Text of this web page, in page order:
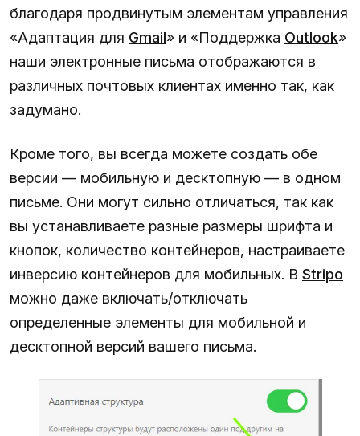
благодаря продвинутым элементам управления
«Адаптация для Gmail» и «Поддержка Outlook»
наши электронные письма отображаются в
различных почтовых клиентах именно так, как
задумано.
Кроме того, вы всегда можете создать обе
версии — мобильную и десктопную — в одном
письме. Они могут сильно отличаться, так как
вы устанавливаете разные размеры шрифта и
кнопок, количество контейнеров, настраиваете
инверсию контейнеров для мобильных. В Stripo
можно даже включать/отключать
определенные элементы для мобильной и
десктопной версий вашего письма.